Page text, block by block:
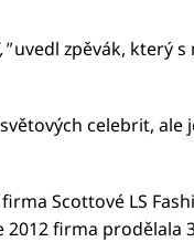
uvedl zpěvák, který
celebrit, ale
Scottové LS
firma prodělala